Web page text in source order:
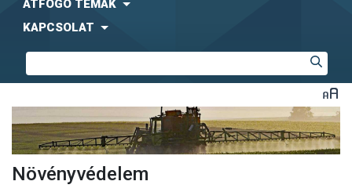
ÁTFOGÓ TÉMÁK
KAPCSOLAT
Növényvédelem